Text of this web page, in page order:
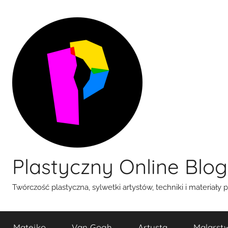
Plastyczny Online Blog
Twórczość plastyczna, sylwetki artystów, techniki i materiały